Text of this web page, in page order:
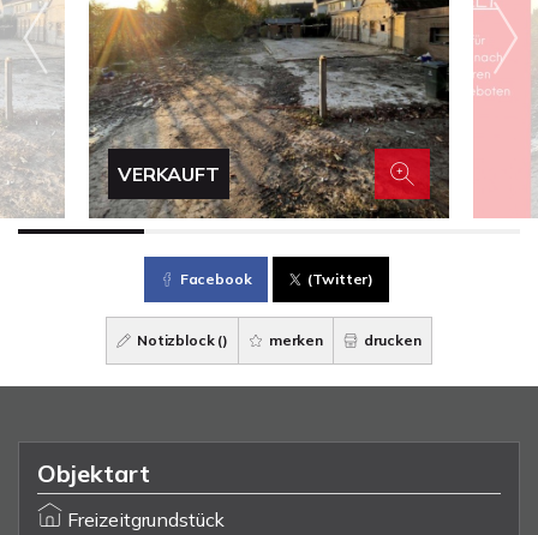
VERKAUFT
Facebook (Twitter)
Notizblock () merken drucken
Objektart
Freizeitgrundstück